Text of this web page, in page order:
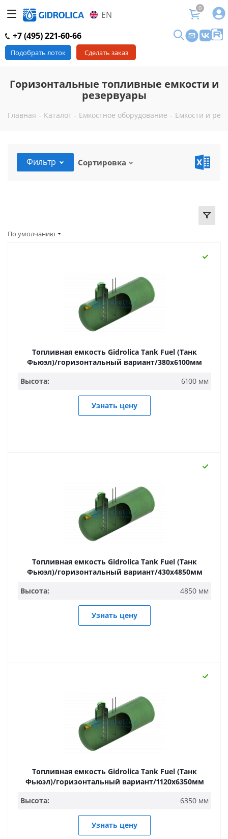
EN
0
+7 (495) 221-60-66
Подобрать лоток Сделать заказ
Горизонтальные топливные емкости и
резервуары
Главная - Каталог - Емкостное оборудование - Емкости и
Фильтр Сортировка
По умолчанию
Топливная емкость Gidrolica Tank Fuel (Танк
Фьюэл)/горизонтальный вариант/380х6100мм
Высота:
6100 мм
Узнать цену
Топливная емкость Gidrolica Tank Fuel (Танк
Фьюэл)/горизонтальный вариант/430х4850мм
Высота:
4850 мм
Узнать цену
Топливная емкость Gidrolica Tank Fuel (Танк
Фьюэл)/горизонтальный вариант/1120х6350мм
Высота:
6350 мм
Узнать цену